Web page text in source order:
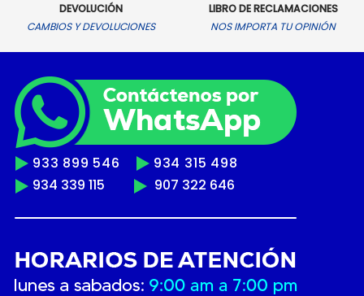
DEVOLUCIÓN
CAMBIOS Y DEVOLUCIONES
LIBRO DE RECLAMACIONES
NOS IMPORTA TU OPINIÓN
933 899 546
934 315 498
934 339 115
907 322 646